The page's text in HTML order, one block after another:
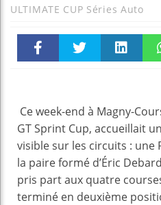
ULTIMATE CUP Séries Auto
Ce week-end à Magny-
GT Sprint Cup, accueillait
visible sur les circuits : une
la paire formé d’Éric
pris part aux quatre
terminé en deuxième